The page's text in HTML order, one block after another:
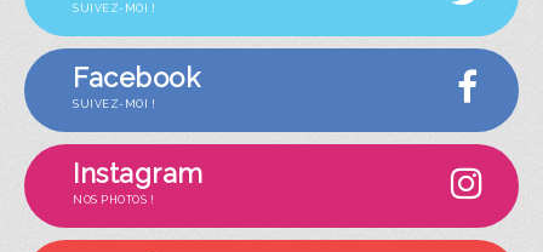
SUIVEZ-MOI !
Facebook
SUIVEZ-MOI !
Instagram
NOS PHOTOS !